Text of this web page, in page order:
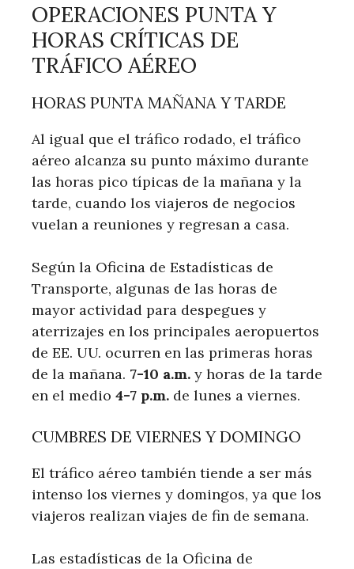
OPERACIONES PUNTA Y
HORAS CRÍTICAS DE
TRÁFICO AÉREO
HORAS PUNTA MAÑANA Y TARDE
Al igual que el tráfico rodado, el tráfico
aéreo alcanza su punto máximo durante
las horas pico típicas de la mañana y la
tarde, cuando los viajeros de negocios
vuelan a reuniones y regresan a casa.
Según la Oficina de Estadísticas de
Transporte, algunas de las horas de
mayor actividad para despegues y
aterrizajes en los principales aeropuertos
de EE. UU. ocurren en las primeras horas
de la mañana. 7-10 a.m. y horas de la tarde
en el medio 4-7 p.m. de lunes a viernes.
CUMBRES DE VIERNES Y DOMINGO
El tráfico aéreo también tiende a ser más
intenso los viernes y domingos, ya que los
viajeros realizan viajes de fin de semana.
Las estadísticas de la Oficina de